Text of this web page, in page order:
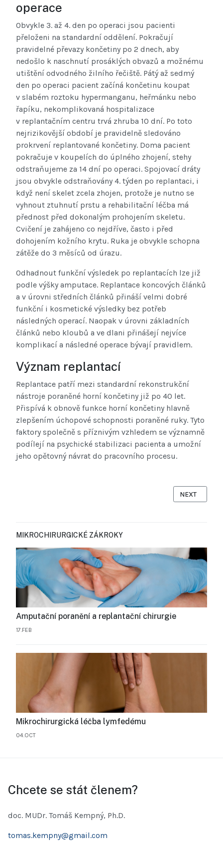
MIKROCHIRURGICKÉ ZÁKROKY
Amputační poranění a replantační chirurgie
17.FEB
Mikrochirurgická léčba lymfedému
04.OCT
operace
Obvykle 3. až 4. den po operaci jsou pacienti
přeloženi na standardní oddělení. Pokračují
pravidelné převazy končetiny po 2 dnech, aby
nedošlo k naschnutí prosáklých obvazů a možnému
utištění odvodného žilního řečiště. Pátý až sedmý
den po operaci pacient začíná končetinu koupat
v slabém roztoku hypermanganu, heřmánku nebo
řapíku, nekomplikovaná hospitalizace
v replantačním centru trvá zhruba 10 dní. Po toto
nejrizikovější období je pravidelně sledováno
prokrvení replantované končetiny. Doma pacient
pokračuje v koupelích do úplného zhojení, stehy
odstraňujeme za 14 dní po operaci. Spojovací dráty
jsou obvykle odstraňovány 4. týden po replantaci, i
když není skelet zcela zhojen, protože je nutno se
vyhnout ztuhnutí prstu a rehabilitační léčba má
přednost před dokonalým prohojením skeletu.
Cvičení je zahájeno co nejdříve, často i před
dohojením kožního krytu. Ruka je obvykle schopna
zátěže do 3 měsíců od úrazu.
Odhadnout funkční výsledek po replantacích lze již
podle výšky amputace. Replantace koncových článků
a v úrovni středních článků přináší velmi dobré
funkční i kosmetické výsledky bez potřeb
následných operací. Naopak v úrovni základních
článků nebo kloubů a ve dlani přinášejí nejvíce
komplikací a následné operace bývají pravidlem.
Význam replantací
Replantace patří mezi standardní rekonstrukční
nástroje poraněné horní končetiny již po 40 let.
Přispívá k obnově funkce horní končetiny hlavně
zlepšením úchopové schopnosti poraněné ruky. Tyto
faktory společně s příznivým vzhledem se významně
podílejí na psychické stabilizaci pacienta a umožní
jeho opětovný návrat do pracovního procesu.
NEXT
NEXT
Chcete se stát členem?
doc. MUDr. Tomáš Kempný, Ph.D.
tomas.kempny@gmail.com